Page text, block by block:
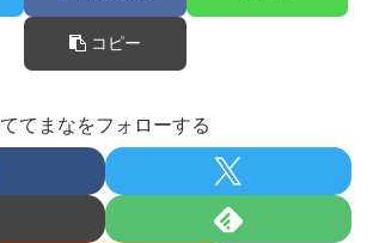
コピー
ててまなをフォローする